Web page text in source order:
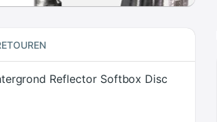
Reflector Softbox Disc